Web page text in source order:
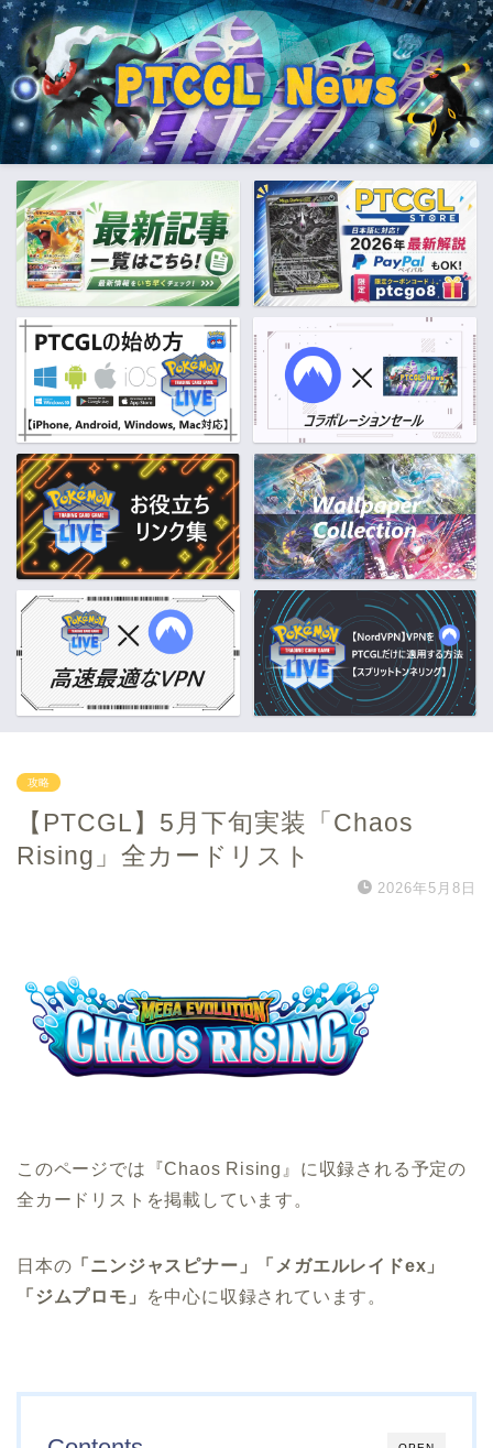
攻略
【PTCGL】5月下旬実装「Chaos
Rising」全カードリスト
2026年5月8日
このページでは『Chaos Rising』に収録される予定の
全カードリストを掲載しています。
日本の 「ニンジャスピナー」「メガエルレイドex」
「ジムプロモ」
を中心に収録されています。